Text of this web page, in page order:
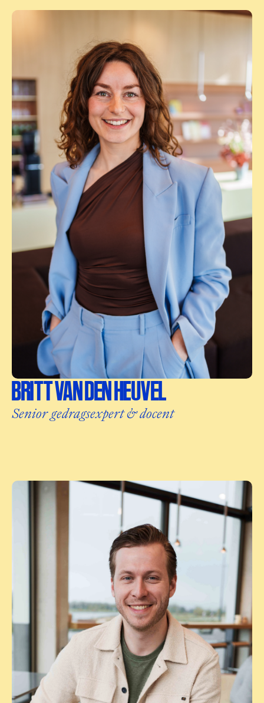
BRITT VAN DEN HEUVEL
Senior gedragsexpert & docent